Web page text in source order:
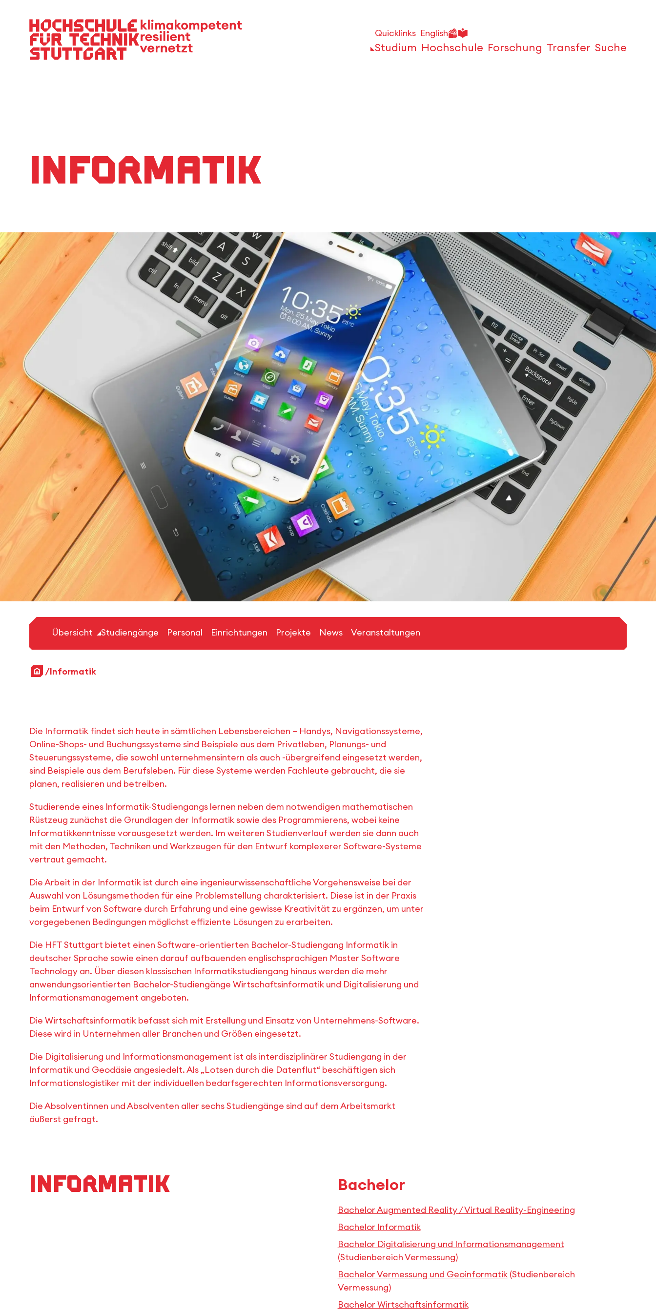
Hauptnavigation
Quicklinks English
Studium Hochschule Forschung Transfer Suche
Informatik
Übersicht Studiengänge Personal Einrichtungen Projekte News Veranstaltungen
Startseite
Informatik
Die Informatik findet sich heute in sämtlichen Lebensbereichen – Handys, Navigationssysteme,
Online-Shops- und Buchungssysteme sind Beispiele aus dem Privatleben, Planungs- und
Steuerungssysteme, die sowohl unternehmensintern als auch -übergreifend eingesetzt werden,
sind Beispiele aus dem Berufsleben. Für diese Systeme werden Fachleute gebraucht, die sie
planen, realisieren und betreiben.
Studierende eines Informatik-Studiengangs lernen neben dem notwendigen mathematischen
Rüstzeug zunächst die Grundlagen der Informatik sowie des Programmierens, wobei keine
Informatikkenntnisse vorausgesetzt werden. Im weiteren Studienverlauf werden sie dann auch
mit den Methoden, Techniken und Werkzeugen für den Entwurf komplexerer Software-Systeme
vertraut gemacht.
Die Arbeit in der Informatik ist durch eine ingenieurwissenschaftliche Vorgehensweise bei der
Auswahl von Lösungsmethoden für eine Problemstellung charakterisiert. Diese ist in der Praxis
beim Entwurf von Software durch Erfahrung und eine gewisse Kreativität zu ergänzen, um unter
vorgegebenen Bedingungen möglichst effiziente Lösungen zu erarbeiten.
Die HFT Stuttgart bietet einen Software-orientierten Bachelor-Studiengang Informatik in
deutscher Sprache sowie einen darauf aufbauenden englischsprachigen Master Software
Technology an. Über diesen klassischen Informatikstudiengang hinaus werden die mehr
anwendungsorientierten Bachelor-Studiengänge Wirtschaftsinformatik und Digitalisierung und
Informationsmanagement angeboten.
Die Wirtschaftsinformatik befasst sich mit Erstellung und Einsatz von Unternehmens-Software.
Diese wird in Unternehmen aller Branchen und Größen eingesetzt.
Die Digitalisierung und Informationsmanagement ist als interdisziplinärer Studiengang in der
Informatik und Geodäsie angesiedelt. Als „Lotsen durch die Datenflut“ beschäftigen sich
Informationslogistiker mit der individuellen bedarfsgerechten Informationsversorgung.
Die Absolventinnen und Absolventen aller sechs Studiengänge sind auf dem Arbeitsmarkt
äußerst gefragt.
Informatik Bachelor
Bachelor Augmented Reality / Virtual Reality-Engineering
Bachelor Informatik
Bachelor Digitalisierung und Informationsmanagement
(Studienbereich Vermessung)
Bachelor Vermessung und Geoinformatik(Studienbereich
Vermessung)
Bachelor Wirtschaftsinformatik